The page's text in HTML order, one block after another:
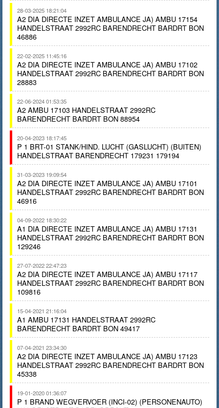
28-03-2025 18:21:04
A2 DIA DIRECTE INZET AMBULANCE JA) AMBU 17154
HANDELSTRAAT 2992RC BARENDRECHT BARDRT BON
46886
22-02-2025 11:45:16
A2 DIA DIRECTE INZET AMBULANCE JA) AMBU 17102
HANDELSTRAAT 2992RC BARENDRECHT BARDRT BON
28883
22-06-2024 01:53:35
A2 AMBU 17103 HANDELSTRAAT 2992RC
BARENDRECHT BARDRT BON 88954
20-04-2023 18:17:45
P 1 BRT-01 STANK/HIND. LUCHT (GASLUCHT) (BUITEN)
HANDELSTRAAT BARENDRECHT 179231 179194
31-03-2023 19:09:54
A2 DIA DIRECTE INZET AMBULANCE JA) AMBU 17101
HANDELSTRAAT 2992RC BARENDRECHT BARDRT BON
46916
04-09-2022 18:30:22
A1 DIA DIRECTE INZET AMBULANCE JA) AMBU 17131
HANDELSTRAAT 2992RC BARENDRECHT BARDRT BON
129246
27-07-2022 22:47:23
A2 DIA DIRECTE INZET AMBULANCE JA) AMBU 17117
HANDELSTRAAT 2992RC BARENDRECHT BARDRT BON
109816
15-04-2021 21:16:04
A1 AMBU 17131 HANDELSTRAAT 2992RC
BARENDRECHT BARDRT BON 49417
07-04-2021 23:34:30
A2 DIA DIRECTE INZET AMBULANCE JA) AMBU 17123
HANDELSTRAAT 2992RC BARENDRECHT BARDRT BON
45338
19-01-2020 01:36:07
P 1 BRAND WEGVERVOER (INCI-02) (PERSONENAUTO)